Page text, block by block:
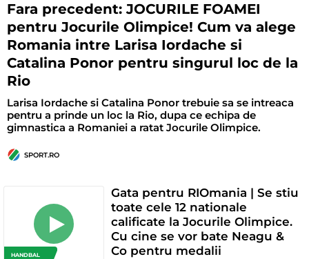
Fara precedent: JOCURILE FOAMEI
pentru Jocurile Olimpice! Cum va alege
Romania intre Larisa Iordache si
Catalina Ponor pentru singurul loc de la
Rio
Larisa Iordache si Catalina Ponor trebuie sa se intreaca
pentru a prinde un loc la Rio, dupa ce echipa de
gimnastica a Romaniei a ratat Jocurile Olimpice.
SPORT.RO
HANDBAL
Gata pentru RIOmania | Se stiu
toate cele 12 nationale
calificate la Jocurile Olimpice.
Cu cine se vor bate Neagu &
Co pentru medalii